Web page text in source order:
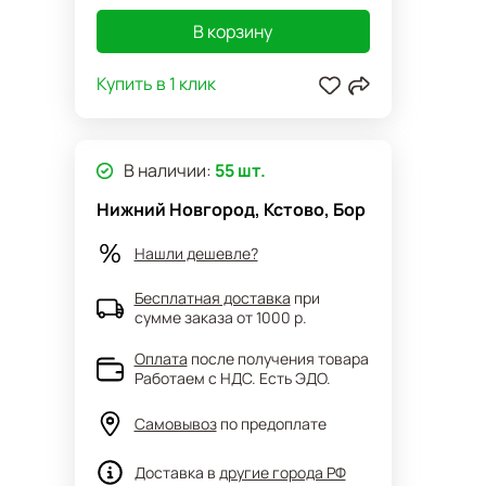
В корзину
Купить в 1 клик
В наличии: 55 шт.
Нижний Новгород, Кстово, Бор
Нашли дешевле?
Бесплатная доставка при
сумме заказа от 1000 р.
Оплата после получения товара
Работаем с НДС. Есть ЭДО.
Самовывоз по предоплате
Доставка в другие города РФ